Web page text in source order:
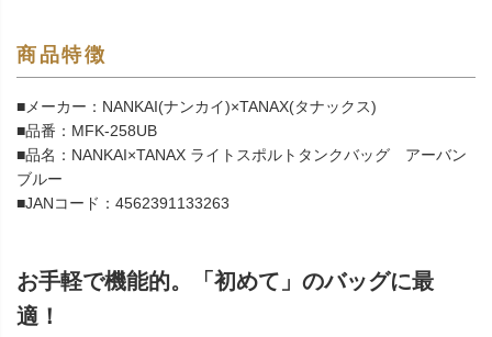
商品特徴
■メーカー：NANKAI(ナンカイ)×TANAX(タナックス)
■品番：MFK-258UB
■品名：NANKAI×TANAX ライトスポルトタンクバッグ アーバン
ブルー
■JANコード：4562391133263
お手軽で機能的。「初めて」のバッグに最
適！